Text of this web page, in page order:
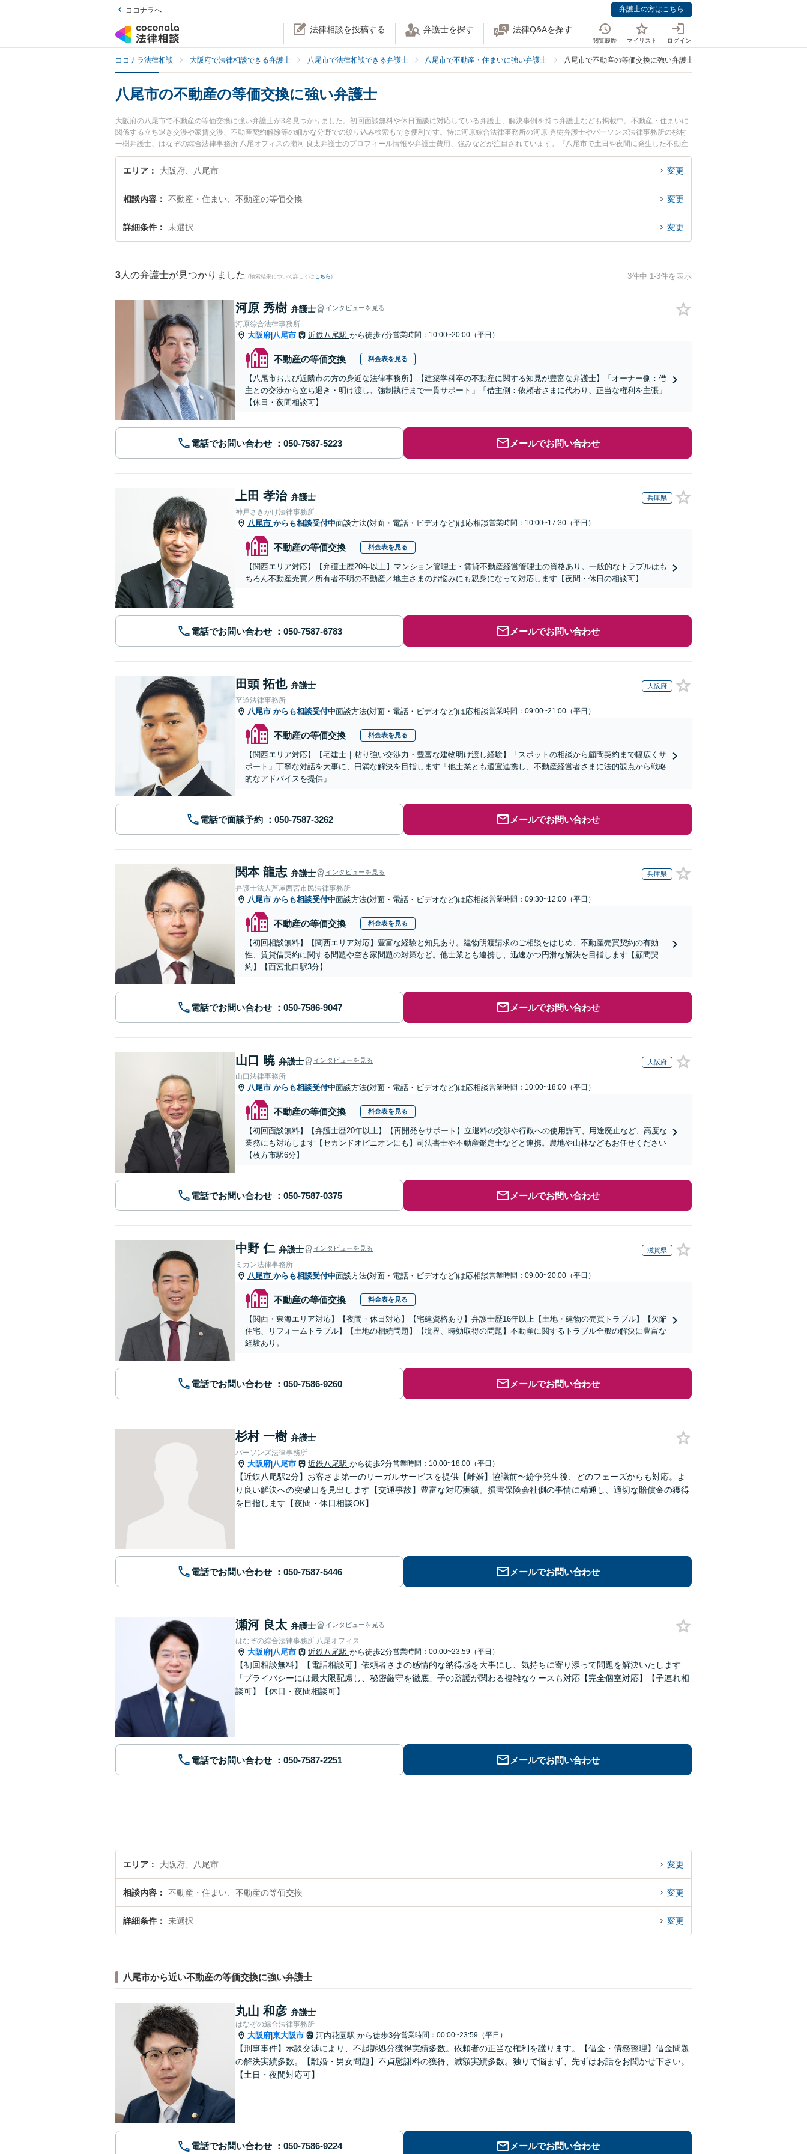
ココナラへ 弁護士の方はこちら
法律相談を投稿する 弁護士を探す 法律Q&Aを探す
閲覧履歴 マイリスト ログイン
ココナラ法律相談 大阪府で法律相談できる弁護士 八尾市で法律相談できる弁護士 八尾市で不動産・住まいに強い弁護士 八尾市で不動産の等価交換に強い弁護士
八尾市の不動産の等価交換に強い弁護士
大阪府の八尾市で不動産の等価交換に強い弁護士が3名見つかりました。初回面談無料や休日面談に対応している弁護士、解決事例を持つ弁護士なども掲載中。不動産・住まいに
関係する立ち退き交渉や家賃交渉、不動産契約解除等の細かな分野での絞り込み検索もでき便利です。特に河原綜合法律事務所の河原 秀樹弁護士やパーソンズ法律事務所の杉村
一樹弁護士、はなぞの綜合法律事務所 八尾オフィスの瀬河 良太弁護士のプロフィール情報や弁護士費用、強みなどが注目されています。『八尾市で土日や夜間に発生した不動産
の等価交換のトラブルを今すぐに弁護士に相談したい』『不動産の等価交換のトラブル解決の実績豊富な近くの弁護士を検索したい』『初回相談無料で不動産の等価交換を法律相
談できる八尾市内の弁護士に相談予約したい』などでお困りの相談者さんにおすすめです。
エリア 大阪府、八尾市 変更
相談内容 不動産・住まい、不動産の等価交換 変更
詳細条件 未選択 変更
3 人の弁護士が見つかりました (検索結果について詳しくは こちら) 3件中 1-3件を表示
河原 秀樹 弁護士 インタビューを見る
河原綜合法律事務所
大阪府|八尾市 近鉄八尾駅 から徒歩7分営業時間：10:00~20:00（平日）
不動産の等価交換 料金表を見る
【八尾市および近隣市の方の身近な法律事務所】【建築学科卒の不動産に関する知見が豊富な弁護士】「オーナー側：借
主との交渉から立ち退き・明け渡し、強制執行まで一貫サポート」「借主側：依頼者さまに代わり、正当な権利を主張」
【休日・夜間相談可】
電話でお問い合わせ メールでお問い合わせ
上田 孝治 弁護士 兵庫県
神戸さきがけ法律事務所
八尾市 からも相談受付中面談方法(対面・電話・ビデオなど)は応相談営業時間：10:00~17:30（平日）
不動産の等価交換 料金表を見る
【関西エリア対応】【弁護士歴20年以上】マンション管理士・賃貸不動産経営管理士の資格あり。一般的なトラブルはも
ちろん不動産売買／所有者不明の不動産／地主さまのお悩みにも親身になって対応します【夜間・休日の相談可】
電話でお問い合わせ メールでお問い合わせ
田頭 拓也 弁護士 大阪府
至道法律事務所
八尾市 からも相談受付中面談方法(対面・電話・ビデオなど)は応相談営業時間：09:00~21:00（平日）
不動産の等価交換 料金表を見る
【関西エリア対応】【宅建士｜粘り強い交渉力・豊富な建物明け渡し経験】「スポットの相談から顧問契約まで幅広くサ
ポート」丁寧な対話を大事に、円満な解決を目指します「他士業とも適宜連携し、不動産経営者さまに法的観点から戦略
的なアドバイスを提供」
電話で面談予約 メールでお問い合わせ
関本 龍志 弁護士 インタビューを見る 兵庫県
弁護士法人芦屋西宮市民法律事務所
八尾市 からも相談受付中面談方法(対面・電話・ビデオなど)は応相談営業時間：09:30~12:00（平日）
不動産の等価交換 料金表を見る
【初回相談無料】【関西エリア対応】豊富な経験と知見あり。建物明渡請求のご相談をはじめ、不動産売買契約の有効
性、賃貸借契約に関する問題や空き家問題の対策など。他士業とも連携し、迅速かつ円滑な解決を目指します【顧問契
約】【西宮北口駅3分】
電話でお問い合わせ メールでお問い合わせ
山口 暁 弁護士 インタビューを見る 大阪府
山口法律事務所
八尾市 からも相談受付中面談方法(対面・電話・ビデオなど)は応相談営業時間：10:00~18:00（平日）
不動産の等価交換 料金表を見る
【初回面談無料】【弁護士歴20年以上】【再開発をサポート】立退料の交渉や行政への使用許可、用途廃止など、高度な
業務にも対応します【セカンドオピニオンにも】司法書士や不動産鑑定士などと連携。農地や山林などもお任せください
【枚方市駅6分】
電話でお問い合わせ メールでお問い合わせ
中野 仁 弁護士 インタビューを見る 滋賀県
ミカン法律事務所
八尾市 からも相談受付中面談方法(対面・電話・ビデオなど)は応相談営業時間：09:00~20:00（平日）
不動産の等価交換 料金表を見る
【関西・東海エリア対応】【夜間・休日対応】【宅建資格あり】弁護士歴16年以上【土地・建物の売買トラブル】【欠陥
住宅、リフォームトラブル】【土地の相続問題】【境界、時効取得の問題】不動産に関するトラブル全般の解決に豊富な
経験あり。
電話でお問い合わせ メールでお問い合わせ
杉村 一樹 弁護士
パーソンズ法律事務所
大阪府|八尾市 近鉄八尾駅 から徒歩2分営業時間：10:00~18:00（平日）
【近鉄八尾駅2分】お客さま第一のリーガルサービスを提供【離婚】協議前〜紛争発生後、どのフェーズからも対応。よ
り良い解決への突破口を見出します【交通事故】豊富な対応実績。損害保険会社側の事情に精通し、適切な賠償金の獲得
を目指します【夜間・休日相談OK】
電話でお問い合わせ メールでお問い合わせ
瀬河 良太 弁護士 インタビューを見る
はなぞの綜合法律事務所 八尾オフィス
大阪府|八尾市 近鉄八尾駅 から徒歩2分営業時間：00:00~23:59（平日）
【初回相談無料】【電話相談可】依頼者さまの感情的な納得感を大事にし、気持ちに寄り添って問題を解決いたします
「プライバシーには最大限配慮し、秘密厳守を徹底」子の監護が関わる複雑なケースも対応【完全個室対応】【子連れ相
談可】【休日・夜間相談可】
電話でお問い合わせ メールでお問い合わせ
エリア 大阪府、八尾市 変更
相談内容 不動産・住まい、不動産の等価交換 変更
詳細条件 未選択 変更
八尾市から近い不動産の等価交換に強い弁護士
丸山 和彦 弁護士
はなぞの綜合法律事務所
大阪府 東大阪市 河内花園駅 から徒歩3分営業時間：00:00~23:59（平日）
【刑事事件】示談交渉により、不起訴処分獲得実績多数。依頼者の正当な権利を護ります。【借金・債務整理】借金問題
の解決実績多数。【離婚・男女問題】不貞慰謝料の獲得、減額実績多数。独りで悩まず、先ずはお話をお聞かせ下さい。
【土日・夜間対応可】
電話でお問い合わせ メールでお問い合わせ